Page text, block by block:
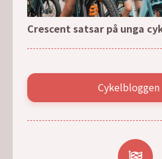
Crescent satsar på unga
Cykelbloggen